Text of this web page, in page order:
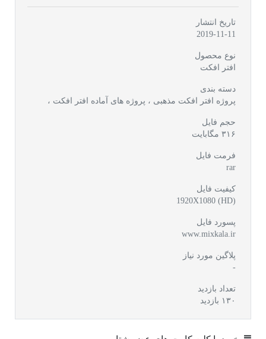
تاریخ انتشار
2019-11-11
نوع محصول
افتر افکت
دسته بندی
پروژه افتر افکت مذهبی ، پروژه های آماده افتر افکت ،
حجم فایل
۳۱۶ مگابایت
فرمت فایل
rar
کیفیت فایل
(1920X1080 (HD
پسورد فایل
www.mixkala.ir
پلاگین مورد نیاز
-
تعداد بازدید
۱۳۰ بازدید